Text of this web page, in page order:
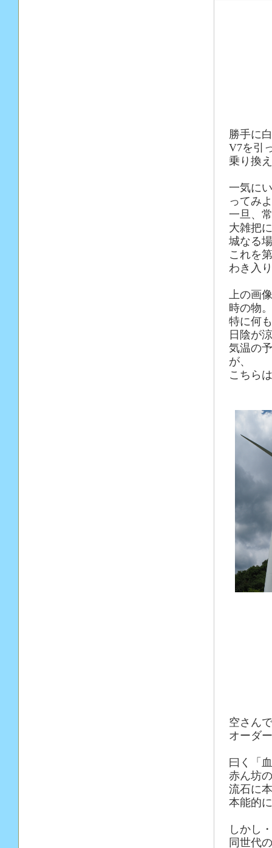
勝手に
V7を引
乗り換
一気に
ってみ
一旦、
大雑把
城なる
これを
わき入
上の画
時の物
特に何
日陰が
気温の
が、
こちら
空さん
オーダ
曰く「
赤ん坊
流石に
本能的
しかし
同世代